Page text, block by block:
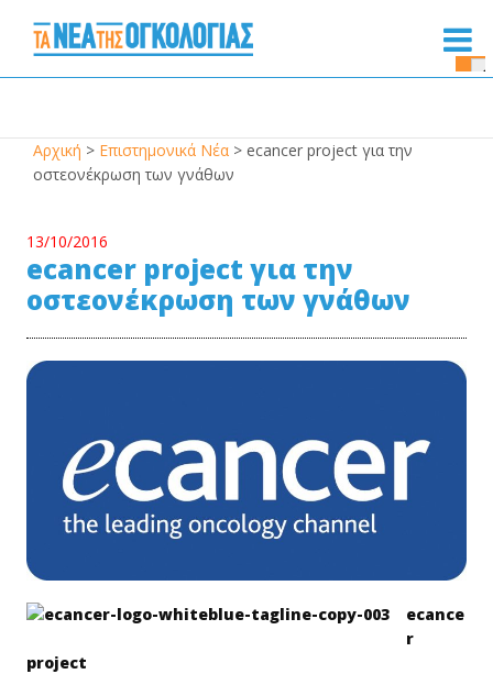
Αρχική > Επιστημονικά Νέα > ecancer project για την
οστεονέκρωση των γνάθων
13/10/2016
ecancer project για την
οστεονέκρωση των γνάθων
ecance
r
project